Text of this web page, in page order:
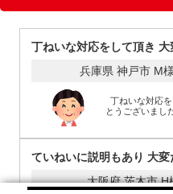
丁ねいな対応をして頂き 大
兵庫県 神戸市 M様
丁ねいな対応をして頂き 大変満足して います。ありが
とうございまし
ていねいに説明もあり 大変
大阪府 茨木市 H